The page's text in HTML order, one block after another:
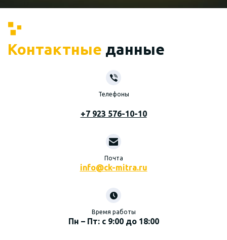
Контактные данные
Телефоны
+7 923 576-10-10
Почта
info@ck-mitra.ru
Время работы
Пн – Пт: с 9:00 до 18:00